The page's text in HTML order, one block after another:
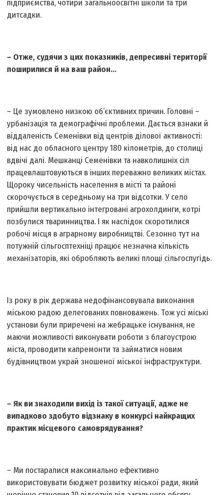
підприємства, чотири загальноосвітні школи та три
дитсадки.
– Отже, судячи з цих показників, депресивні території
поширилися й на ваш район…
– Це зумовлено низкою об’єктивних причин. Головні –
урбанізація та демографічні проблеми. Дається взнаки й
віддаленість Семенівки від центрів ділової активності:
від нас до обласного центру 180 кілометрів, до столиці
вдвічі далі. Мешканці Семенівки та навколишніх сіл
працевлаштовуються в інших переважно великих містах.
Щороку чисельність населення в місті та районі
скорочується в середньому на три відсотки. У село
прийшли вертикально інтегровані агрохолдинги, котрі
позбулися тваринництва. І як наслідок скоротилися
робочі місця в аграрному виробництві. Сезонно тут на
потужній сільгосптехніці працює незначна кількість
механізаторів, які оброб­ляють великі площі сільгоспугідь.
Із року в рік держава недофінансовувала виконання
міською радою делегованих повноважень. Тож усі міські
установи були приречені на жебрацьке існування, не
маючи можливості виконувати роботи з благоустрою
міста, проводити капремонти та займатися новим
будівництвом украй зношеної міської інфраструктури.
– Як ви знаходили вихід із такої ситуації, адже не
випадково здобуто відзнаку в конкурсі найкращих
практик місцевого самоврядування?
– Ми постаралися максимально ефективно
використовувати бюджет розвитку міської ради, який